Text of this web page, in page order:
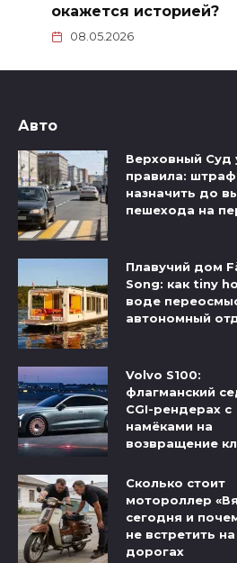
окажется историей?
08.05.2026
Авто
Верховный Суд
правила: штраф
назначить до
пешехода на
Плавучий дом
Song: как tiny
воде
автономный
Volvo S100:
флагманский
CGI-рендерах с
намёками на
возвращение
Сколько стоит
мотороллер
сегодня и
не встретить на
дорогах